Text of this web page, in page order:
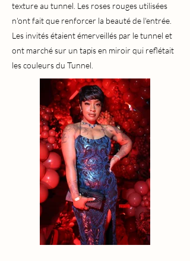
texture au tunnel. Les roses rouges utilisées
n'ont fait que renforcer la beauté de l'entrée.
Les invités étaient émerveillés par le tunnel et
ont marché sur un tapis en miroir qui reflétait
les couleurs du Tunnel.